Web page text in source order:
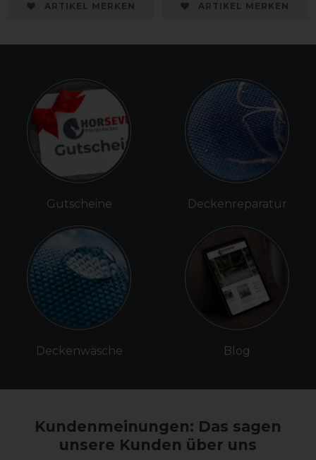
ARTIKEL MERKEN ARTIKEL MERKEN
Gutscheine
Deckenwäsche
Deckenreparatur
Blog
Kundenmeinungen: Das sagen
unsere Kunden über uns